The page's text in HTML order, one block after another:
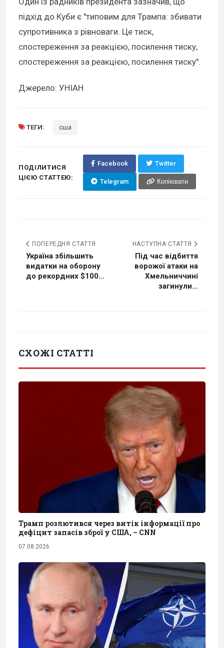
підхід до Куби є "типовим для Трампа: збивати
супротивника з рівноваги. Це тиск,
спостереження за реакцією, посилення тиску,
спостереження за реакцією, посилення тиску".
Джерело: УНІАН
ТЕГИ: сша
ПОДІЛИТИСЯ
ЦІЄЮ СТАТТЕЮ:
Facebook Twitter
Telegram Копіювати
ПОПЕРЕДНЯ СТАТТЯ
Україна збільшить
видатки на оборону
до рекордних $100...
НАСТУПНА СТАТТЯ
Під час відбиття
ворожої атаки на
Хмельниччині
загинули...
СХОЖІ СТАТТІ
Трамп розлютився через витік інформації про
дефіцит запасів зброї у США, – CNN
07.08.2026